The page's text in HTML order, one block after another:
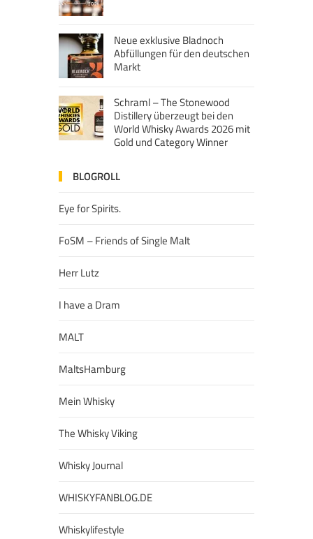
Neue exklusive Bladnoch
Abfüllungen für den deutschen
Markt
Schraml – The Stonewood
Distillery überzeugt bei den
World Whisky Awards 2026 mit
Gold und Category Winner
BLOGROLL
Eye for Spirits.
FoSM – Friends of Single Malt
Herr Lutz
I have a Dram
MALT
MaltsHamburg
Mein Whisky
The Whisky Viking
Whisky Journal
WHISKYFANBLOG.DE
Whiskylifestyle